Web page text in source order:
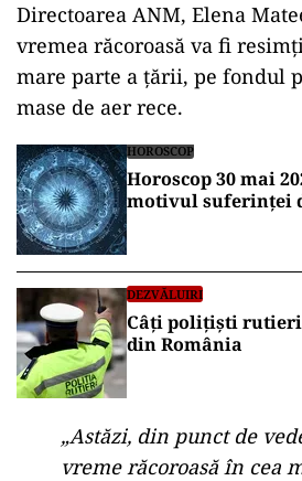
Directoarea ANM, Elena
vremea răcoroasă va fi
mare parte a țării, pe fondul
mase de aer rece.
HOROSCOP
Horoscop 30 mai
motivul suferinței
DEZVĂLUIRI
Câți polițiști
din România
„Astăzi, din punct de
vreme răcoroasă în cea